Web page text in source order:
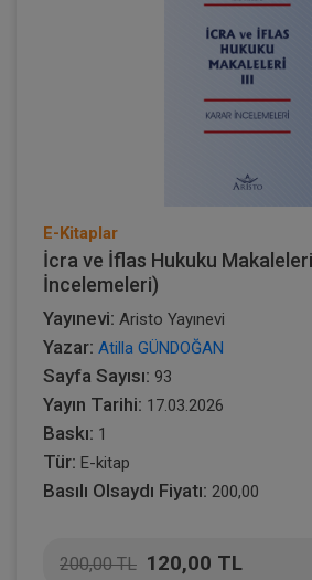
E-Kitaplar
İcra ve İflas Hukuku
İncelemeleri)
Yayınevi: Aristo Yayınevi
Yazar: Atilla GÜNDOĞAN
Sayfa Sayısı: 93
Yayın Tarihi: 17.03.2026
Baskı: 1
Tür: E-kitap
Basılı Olsaydı Fiyatı: 200,00
200,00 TL 120,00 TL